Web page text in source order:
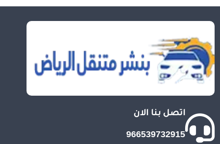
اتصل بنا الان
966539732915